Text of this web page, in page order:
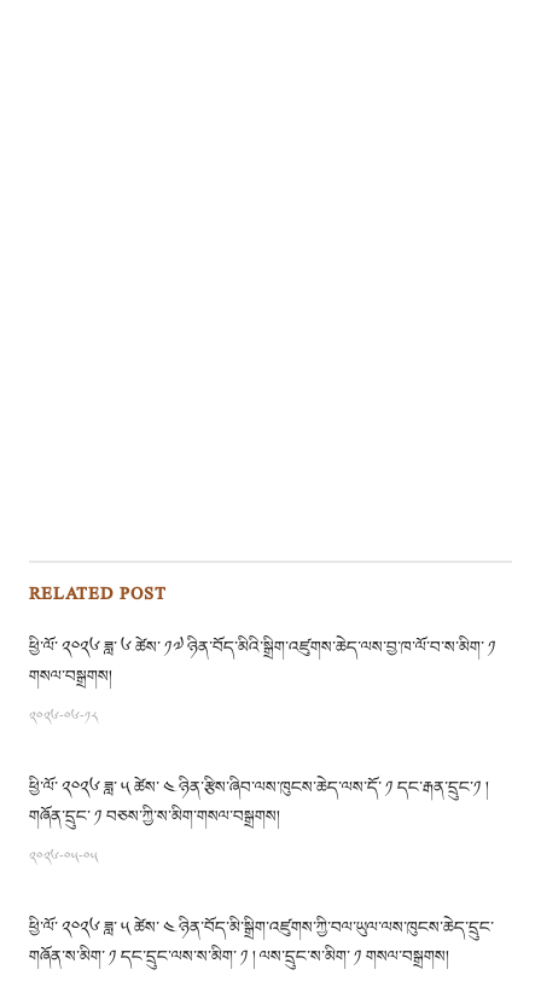
RELATED POST
ཕྱི་ལོ་ ༢༠༢༦ ཟླ་ ༦ ཚེས་ ༡༧ ཉིན་བོད་མིའི་སྒྲིག་འཛུགས་ཆེད་ལས་བྱ་ཁ་ལོ་བ་ས་མིག་ ༡
གསལ་བསྒྲགས།
༢༠༢༦-༠༦-༡༨
ཕྱི་ལོ་ ༢༠༢༦ ཟླ་ ༥ ཚེས་ ༤ ཉིན་རྩིས་ཞིབ་ལས་ཁུངས་ཆེད་ལས་དོ་ ༡ དང་རྒན་དྲུང་༡ །
གཞོན་དྲུང་ ༡ བཅས་ཀྱི་ས་མིག་གསལ་བསྒྲགས།
༢༠༢༦-༠༥-༠༥
ཕྱི་ལོ་ ༢༠༢༦ ཟླ་ ༥ ཚེས་ ༤ ཉིན་བོད་མི་སྒྲིག་འཛུགས་ཀྱི་བལ་ཡུལ་ལས་ཁུངས་ཆེད་དྲུང་
གཞོན་ས་མིག་ ༡ དང་དྲུང་ལས་ས་མིག་ ༡ ། ལས་དྲུང་ས་མིག་ ༡ གསལ་བསྒྲགས།